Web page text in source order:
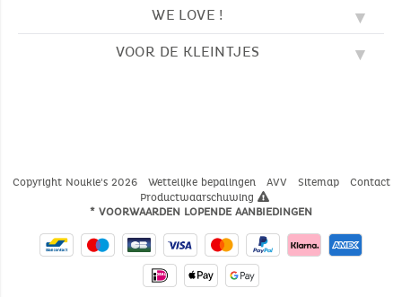
CONTACTEER ONS
AVV
ONZE WAARDEN
ONS VERHAAL
WE LOVE !
BORDUURWERK
VOOR DE KLEINTJES
Copyright Noukie's 2026 Wettelijke bepalingen AVV Sitemap
Contact
Productwaarschuwing
* VOORWAARDEN LOPENDE AANBIEDINGEN